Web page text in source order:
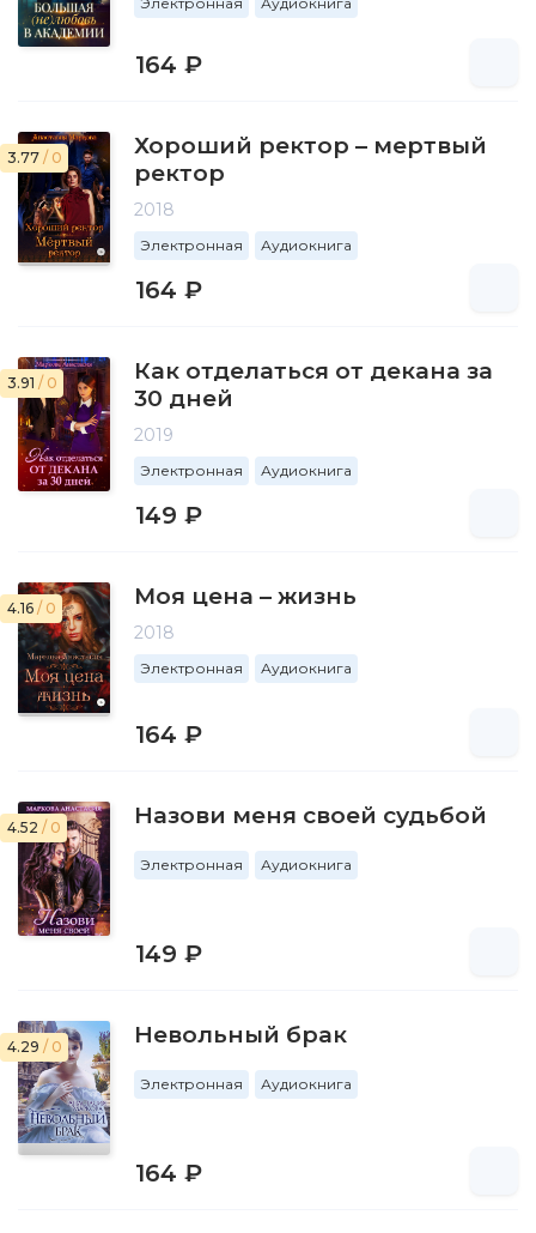
164 ₽
3.77 / 0
Хороший ректор – мертвый
ректор
2018
Электронная Аудиокнига
164 ₽
3.91 / 0
Как отделаться от декана за
30 дней
2019
Электронная Аудиокнига
149 ₽
4.16 / 0 Моя цена – жизнь
2018
Электронная Аудиокнига
164 ₽
4.52 / 0 Назови меня своей судьбой
Электронная Аудиокнига
149 ₽
4.29 / 0 Невольный брак
Электронная Аудиокнига
164 ₽